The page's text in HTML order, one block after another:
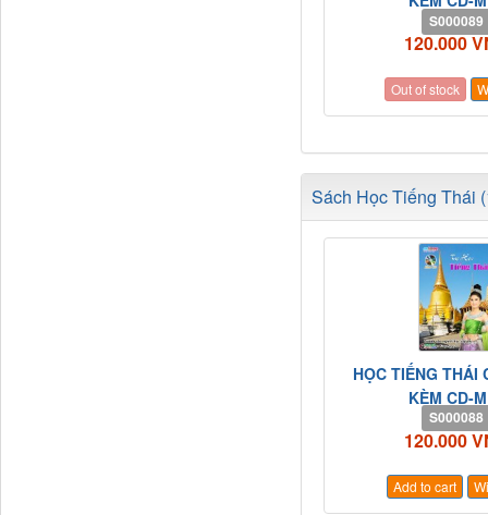
S000089
120.000
Out of stock
Sách Học Tiếng Thái
HỌC TIẾNG THÁI
KÈM CD-
S000088
120.000
Add to cart